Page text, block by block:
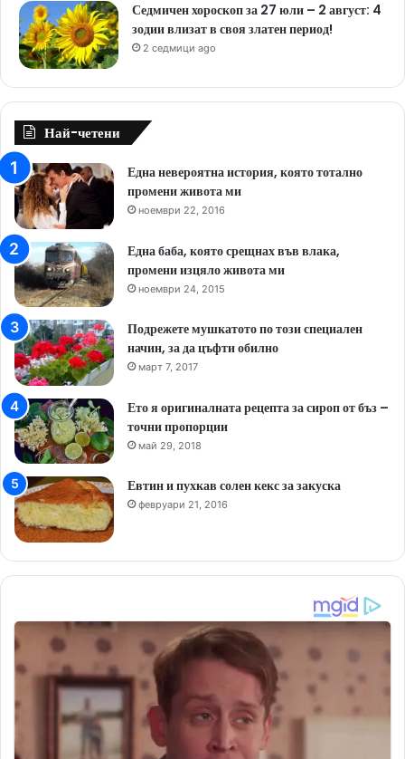
Седмичен хороскоп за 27 юли – 2 август: 4
зодии влизат в своя златен период!
2 седмици ago
Най-четени
Една невероятна история, която тотално
промени живота ми
ноември 22, 2016
Една баба, която срещнах във влака,
промени изцяло живота ми
ноември 24, 2015
Подрежете мушкатото по този специален
начин, за да цъфти обилно
март 7, 2017
Ето я оригиналната рецепта за сироп от бъз –
точни пропорции
май 29, 2018
Евтин и пухкав солен кекс за закуска
февруари 21, 2016